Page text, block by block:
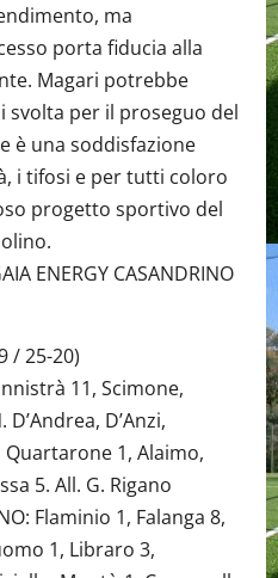
ma
porta fiducia alla
Magari potrebbe
per il proseguo del
è una soddisfazione
i tifosi e per tutti coloro
progetto sportivo del
ENERGY CASANDRINO
/ 25-20)
11, Scimone,
D’Anzi,
Quartarone 1, Alaimo,
5. All. G. Rigano
Flaminio 1, Falanga 8,
1, Libraro 3,